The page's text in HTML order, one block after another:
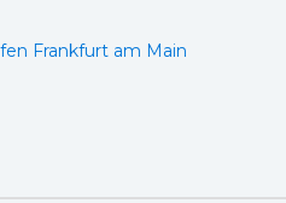
Frankfurt am Main